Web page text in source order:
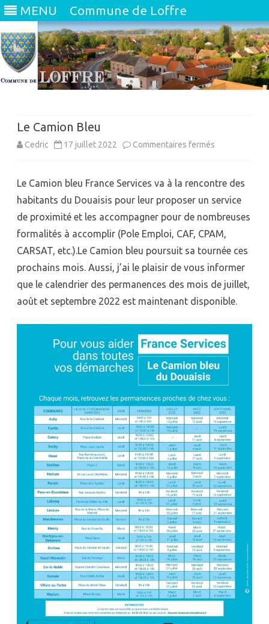
MENU Commune de Loffre
Le Camion Bleu
Cedric 17 juillet 2022 Commentaires fermés
Camion
Le Camion bleu France Services va à la rencontre des
habitants du Douaisis pour leur proposer un service
de proximité et les accompagner pour de nombreuses
formalités à accomplir (Pole Emploi, CAF, CPAM,
CARSAT, etc.).Le Camion bleu poursuit sa tournée ces
prochains mois. Aussi, j’ai le plaisir de vous informer
que le calendrier des permanences des mois de juillet,
août et septembre 2022 est maintenant disponible.